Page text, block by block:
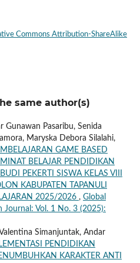
Commons Attribution-ShareAlike
same author(s)
Gunawan Pasaribu, Senida
Maryska Debora Silalahi,
GAME BASED
BELAJAR PENDIDIKAN
PEKERTI SISWA KELAS VIII
KABUPATEN TAPANULI
2025/2026 , Global
Journal: Vol. 1 No. 3 (2025):
Simanjuntak, Andar
PENDIDIKAN
KARAKTER ANTI